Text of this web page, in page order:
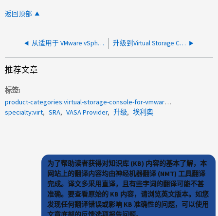
返回顶部
从适用于 VMware vSphere 10.x 的 ONTAP tools 升级到 10.5 升级到Virtual Storage Console VSC 9.7P2时停留在"检查回收站文件是否重新加密"
推荐文章
标签
product-categories:virtual-storage-console-for-vmware-vsphere
specialty:virt
SRA VASA Provider 升级 埃利奥
为了帮助读者获得对知识库 (KB) 内容的基本了解，本
网站上的翻译内容均由神经机器翻译 (NMT) 工具翻译
完成。译文多采用直译，且有些字词的翻译可能不甚
准确。要查看原始的 KB 内容，请浏览英文版本。如您
发现任何翻译错误或影响 KB 准确性的问题，可以使用